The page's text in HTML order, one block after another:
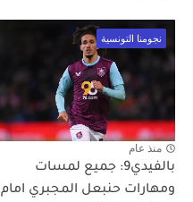
نجومنا التونسية
منذ عام
بالفيدي9: جميع لمسات
ومهارات حنبعل المجبري امام